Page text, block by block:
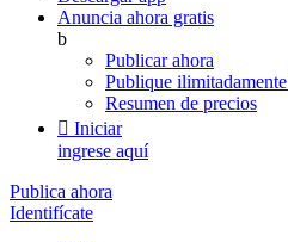
Anuncia ahora gratis
b
Publicar ahora
Publique ilimitadamente
Resumen de precios
 Iniciar
ingrese aquí
Publica ahora
Identifícate